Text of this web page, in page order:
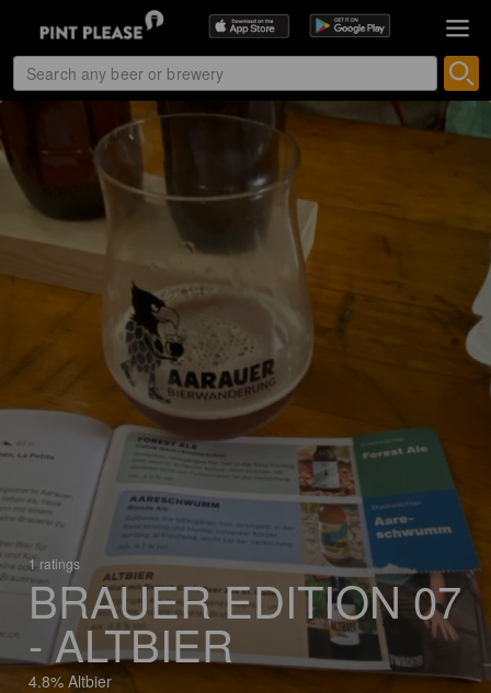
1 ratings
BRAUER EDITION 07
- ALTBIER
4.8% Altbier